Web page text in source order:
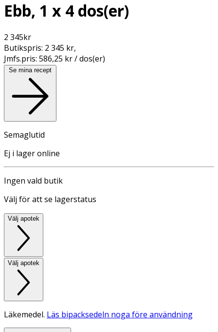
Ebb, 1 x 4 dos(er)
2 345kr
Butikspris: 2 345 kr,
Jmfs.pris: 586,25 kr / dos(er)
Se mina recept
Semaglutid
Ej i lager online
Ingen vald butik
Välj för att se lagerstatus
Välj apotek
Välj apotek
Läkemedel. Läs bipacksedeln noga före användning